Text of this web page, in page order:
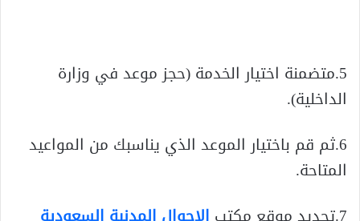
5.متضمنة اختيار الخدمة (حجز موعد في وزارة
الداخلية).
6.ثم قم باختيار الموعد الذي يناسبك من المواعيد
المتاحة.